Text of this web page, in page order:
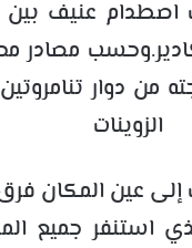
مصادر
من دوار
إلى عين المكان
استنفر جميع